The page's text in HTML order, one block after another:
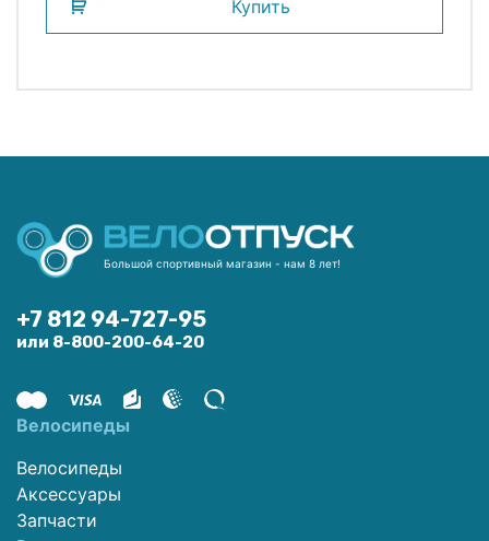
Купить
Большой спортивный магазин - нам 8 лет!
+7 812 94-727-95
или 8-800-200-64-20
Велосипеды
Велосипеды
Аксессуары
Запчасти